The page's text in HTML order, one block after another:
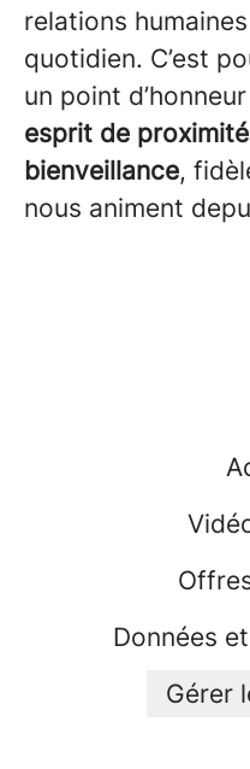
relations
quotidien. C’est
un point
esprit de proximité
bienveillance,
nous animent
Données
Gérer